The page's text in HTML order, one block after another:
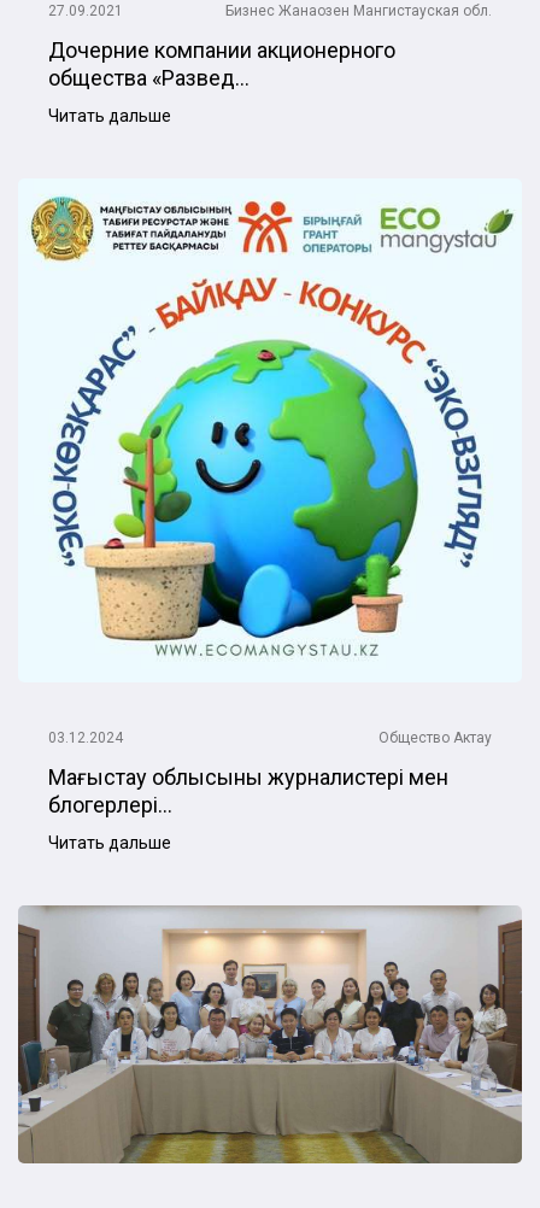
27.09.2021 Бизнес Жанаозен Мангистауская обл.
Дочерние компании акционерного
общества «Развед...
Читать дальше
03.12.2024 Общество Актау
Маңғыстау облысының журналистері мен
блогерлері...
Читать дальше